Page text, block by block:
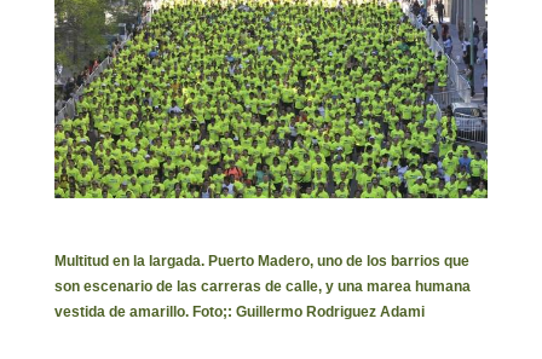
Multitud en la largada. Puerto Madero, uno de los barrios que
son escenario de las carreras de calle, y una marea humana
vestida de amarillo. Foto;: Guillermo Rodriguez Adami